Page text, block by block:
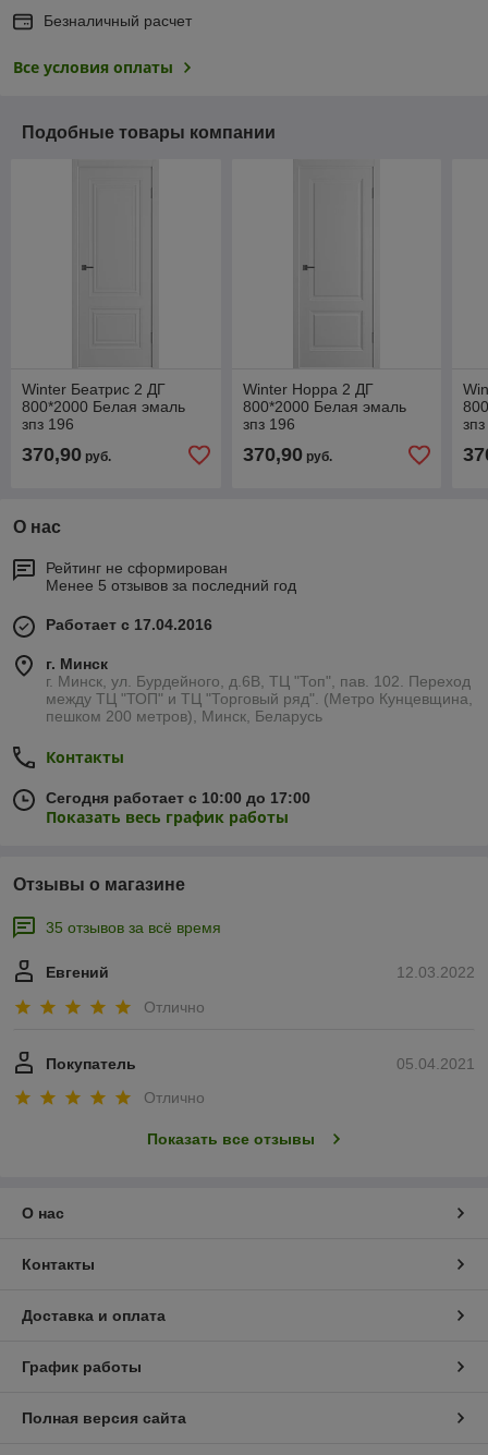
Безналичный расчет
Все условия оплаты
Подобные товары компании
Winter Беатрис 2 ДГ
800*2000 Белая эмаль
зпз 196
370,90 руб.
Winter Норра 2 ДГ
800*2000 Белая эмаль
зпз 196
370,90руб.
О нас
Рейтинг не сформирован
Менее 5 отзывов за последний год
Работает с 17.04.2016
г. Минск
г. Минск, ул. Бурдейного, д.6В, ТЦ "Топ", пав. 102. Переход
между ТЦ "ТОП" и ТЦ "Торговый ряд". (Метро Кунцевщина,
пешком 200 метров), Минск, Беларусь
Контакты
Сегодня работает с 10:00 до 17:00
Показать весь график работы
Отзывы о магазине
35 отзывов за всё время
12.03.2022
Евгений
Отлично
05.04.2021
Покупатель
Отлично
Показать все отзывы
О нас
Контакты
Доставка и оплата
График работы
Полная версия сайта